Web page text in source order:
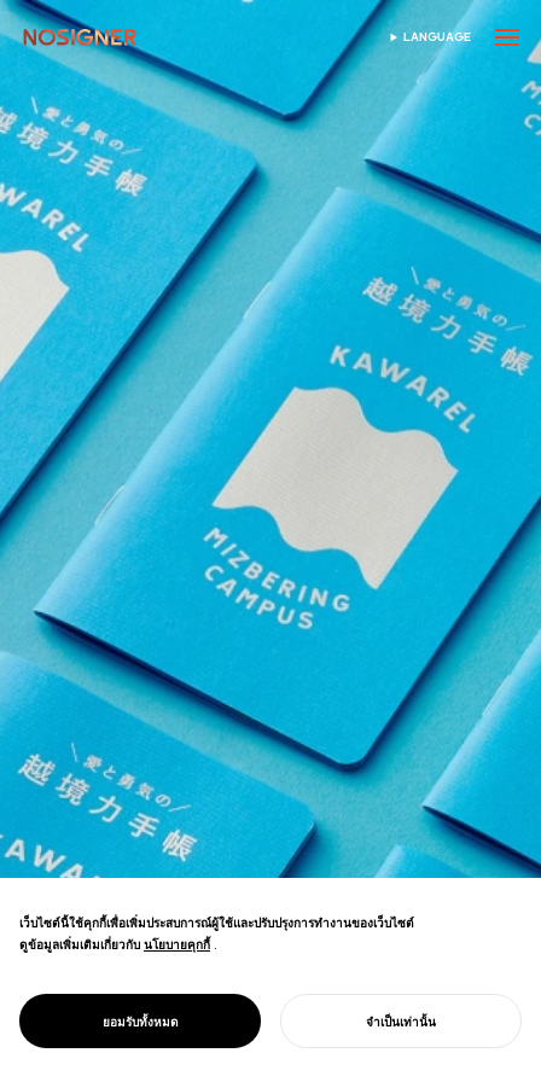
หน้าหลัก เลือกภาษา
LANGUAGE
PROJECT
MIZBERING
ทิศทางการออกแบบสำหรับโครงการความร่วม
โรงเรียนออนไลน์เพื่อการเป็นผู้นำภาครัฐข้าม
เว็บไซต์นี้ใช้คุกกี้เพื่อเพิ่มประสบการณ์ผู้ใช้และปรับปรุงการทำงานของเว็บไซต์
ดูข้อมูลเพิ่มเติมเกี่ยวกับ นโยบายคุกกี้
นโยบายคุกกี้ .
ยอมรับทั้งหมด จำเป็นเท่านั้น